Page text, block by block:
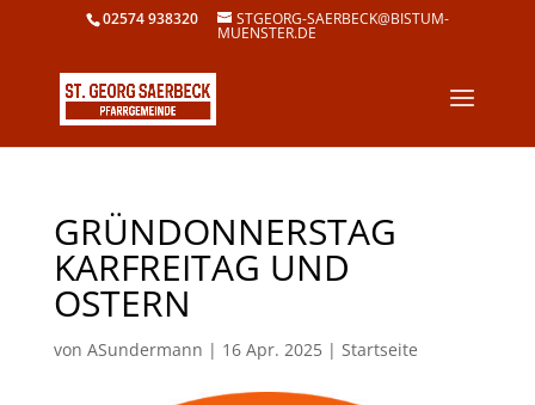
02574 938320 STGEORG-SAERBECK@BISTUM-
MUENSTER.DE
GRÜNDONNERSTAG
KARFREITAG UND
OSTERN
von ASundermann | 16 Apr. 2025| Startseite